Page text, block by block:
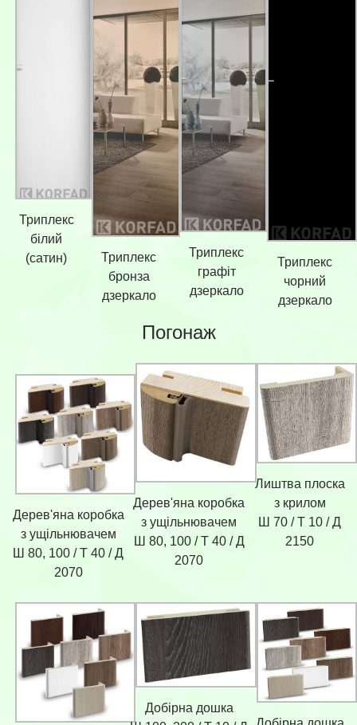
Триплекс
білий
(сатин)
Триплекс
бронза
дзеркало
Триплекс
графіт
дзеркало
Триплекс
чорний
дзеркало
Погонаж
Дерев'яна коробка
з ущільнювачем
Ш 80, 100 / Т 40 / Д
2070
Дерев'яна коробка
з ущільнювачем
Ш 80, 100 / Т 40 / Д
2070
Лиштва плоска
з крилом
Ш 70 / Т 10 / Д
2150
Добірна дошка